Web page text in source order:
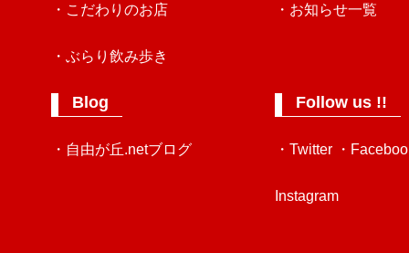
・こだわりのお店
・ぶらり飲み歩き
Blog
・自由が丘.netブログ
・お知らせ一覧
Follow us !!
・Twitter ・
Instagram